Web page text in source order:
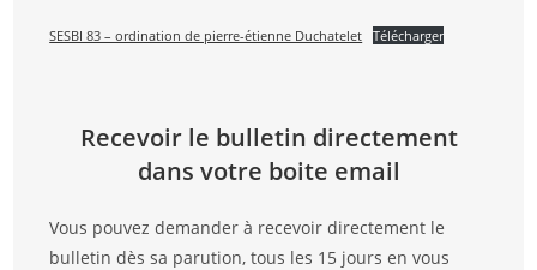
SESBI 83 – ordination de pierre-étienne Duchatelet Télécharger
Recevoir le bulletin directement
dans votre boite email
Vous pouvez demander à recevoir directement le
bulletin dès sa parution, tous les 15 jours en vous